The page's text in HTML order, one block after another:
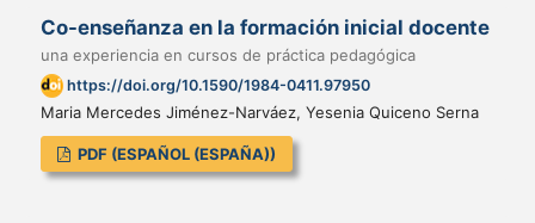
Co-enseñanza en la formación inicial docente
una experiencia en cursos de práctica pedagógica
https://doi.org/10.1590/1984-0411.97950
Maria Mercedes Jiménez-Narváez, Yesenia Quiceno Serna
PDF (ESPAÑOL (ESPAÑA))